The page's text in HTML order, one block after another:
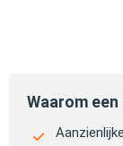
Waarom
Aanzienlijke